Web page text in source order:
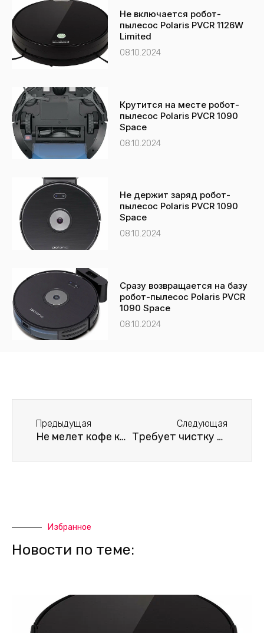
-
l
t
a
p
p
Не включается робот-
пылесос Polaris PVCR 1126W
Limited
08.10.2024
Крутится на месте робот-
пылесос Polaris PVCR 1090
Space
08.10.2024
Не держит заряд робот-
пылесос Polaris PVCR 1090
Space
08.10.2024
Сразу возвращается на базу
робот-пылесос Polaris PVCR
1090 Space
08.10.2024
Предыдущая
Не мелет кофе кофемашина DeLonghi ECAM 610.74.MB
Следующая
Требует чистку кофемашина DeLonghi ECAM 610.74.MB
Избранное
Новости по теме: